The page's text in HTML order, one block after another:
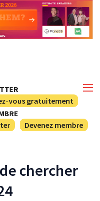
vous gratuitement
Devenez membre
chercher